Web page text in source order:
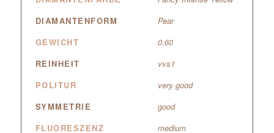
DIAMANTENFORM
Pear
GEWICHT
0.60
REINHEIT
vvs1
POLITUR
very good
SYMMETRIE
good
FLUORESZENZ
medium